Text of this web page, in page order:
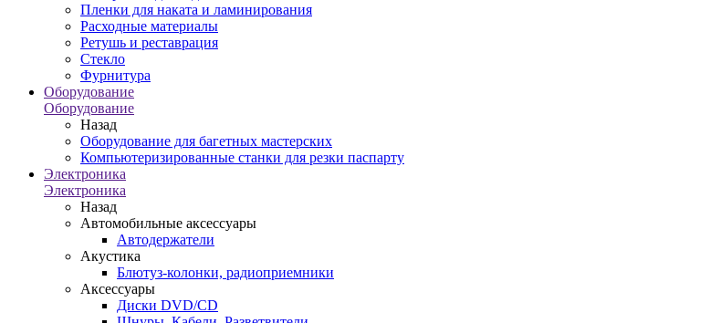
Пленки для наката и ламинирования
Расходные материалы
Ретушь и реставрация
Стекло
Фурнитура
Оборудование
Оборудование
Назад
Оборудование для багетных мастерских
Компьютеризированные станки для резки паспарту
Электроника
Электроника
Назад
Автомобильные аксессуары
Автодержатели
Акустика
Блютуз-колонки, радиоприемники
Аксессуары
Диски DVD/CD